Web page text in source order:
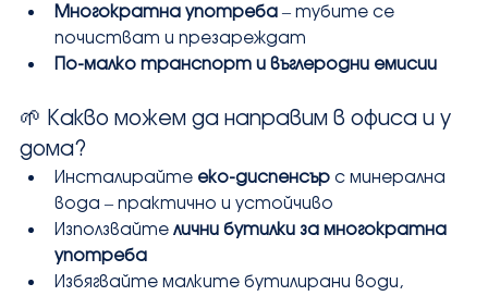
Многократна употреба – тубите се
почистват и презареждат
По-малко транспорт и въглеродни емисии
🌱 Какво можем да направим в офиса и у
дома?
Инсталирайте еко-диспенсър с минерална
вода – практично и устойчиво
Използвайте лични бутилки за многократна
употреба
Избягвайте малките бутилирани води,